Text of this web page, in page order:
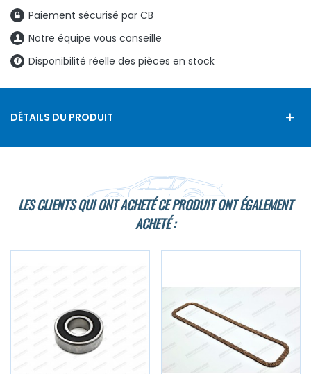
Paiement sécurisé par CB
Notre équipe vous conseille
Disponibilité réelle des pièces en stock
DÉTAILS DU PRODUIT
LES CLIENTS QUI ONT ACHETÉ CE PRODUIT ONT ÉGALEMENT
ACHETÉ :